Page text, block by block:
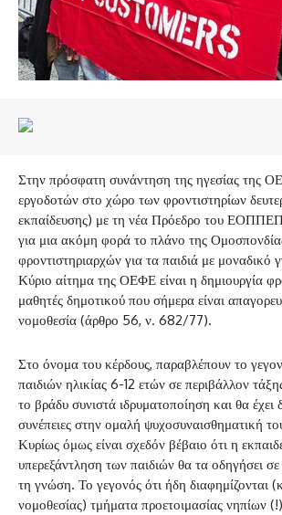
Στην πρόσφατη συνάντηση της ηγεσίας της
εργοδοτών στο χώρο των φροντιστηρίων
εκπαίδευσης) με τη νέα Πρόεδρο του
για μια ακόμη φορά το πλάνο της
φροντιστηριαρχών για τα παιδιά με μοναδικό
Κύριο αίτημα της ΟΕΦΕ είναι η δημιουργία
μαθητές δημοτικού που σήμερα είναι
νομοθεσία (άρθρο 56, ν. 682/77).
Στο όνομα του κέρδους, παραβλέπουν το
παιδιών ηλικίας 6-12 ετών σε περιβάλλον
το βράδυ συνιστά ιδρυματοποίηση και θα έχει
συνέπειες στην ομαλή ψυχοσυναισθηματική
Κυρίως όμως είναι σχεδόν βέβαιο ότι η
υπερεξάντληση των παιδιών θα τα οδηγήσει
τη γνώση. Το γεγονός ότι ήδη διαφημίζονται
νομοθεσίας) τμήματα προετοιμασίας νηπίων